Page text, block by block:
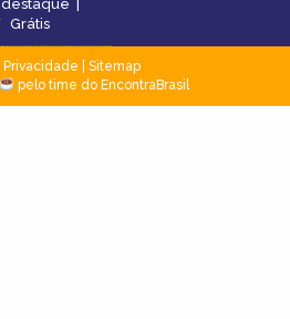
destaque |
Grátis
Privacidade
Sitemap
pelo time do EncontraBrasil